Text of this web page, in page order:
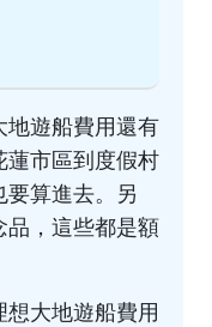
地遊船費用還有
蓮市區到度假村
算進去。另
品，這些都是額
大地遊船費用